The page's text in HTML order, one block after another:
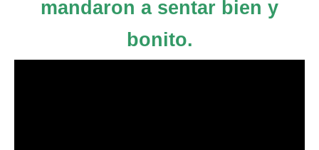
mandaron a sentar bien y
bonito.